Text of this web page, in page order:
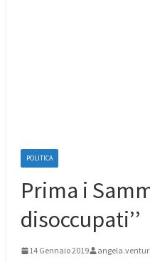
POLITICA
Prima i
disoccupati’’
14 Gennaio 2019